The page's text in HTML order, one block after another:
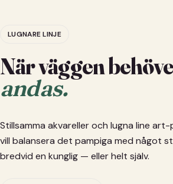
LUGNARE LINJE
När väggen
andas.
Stillsamma akvareller och lugna line
vill balansera det pampiga med något
bredvid en kunglig — eller helt själv.